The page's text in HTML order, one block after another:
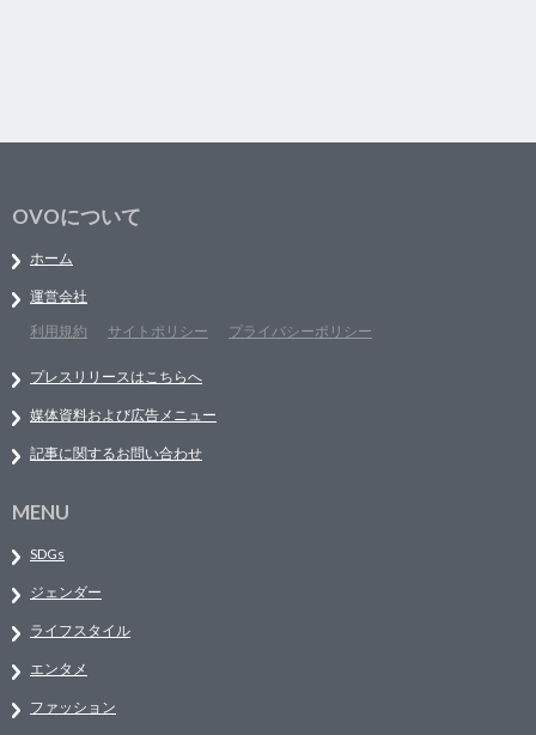
OVOについて
ホーム
運営会社
利用規約
サイトポリシー プライバシーポリシー
プレスリリースはこちらへ
媒体資料および広告メニュー
記事に関するお問い合わせ
MENU
SDGs
ジェンダー
ライフスタイル
エンタメ
ファッション